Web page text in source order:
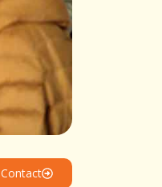
Contact